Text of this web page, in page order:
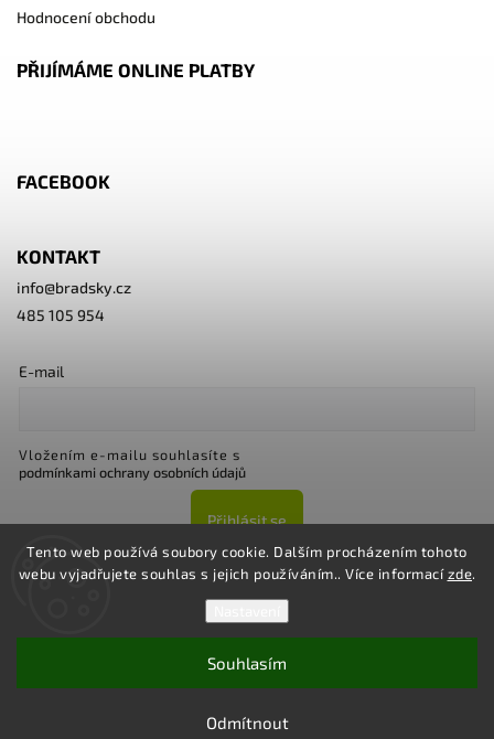
Tento web používá soubory cookie. Dalším procházením tohoto
webu vyjadřujete souhlas s jejich používáním.. Více informacízde.
Odmítnout
Souhlasím
Hodnocení obchodu
PŘIJÍMÁME ONLINE PLATBY
FACEBOOK
KONTAKT
info@bradsky.cz
485 105 954
E-mail
Vložením e-mailu souhlasíte s
podmínkami ochrany osobních údajů
Přihlásit se
Shoptet | Design